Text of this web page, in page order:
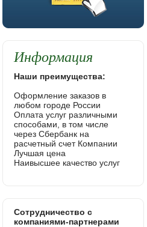
Информация
Наши преимущества:
Оформление заказов в
любом городе России
Оплата услуг различными
способами, в том числе
через Сбербанк на
расчетный счет Компании
Лучшая цена
Наивысшее качество услуг
Сотрудничество с
компаниями-партнерами